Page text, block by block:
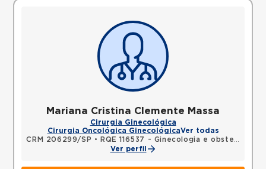
Mariana Cristina Clemente Massa
Cirurgia Ginecológica
Cirurgia Oncológica GinecológicaVer todas
CRM 206299/SP •
RQE 116537 - Ginecologia e obstetrícia
Ver perfil